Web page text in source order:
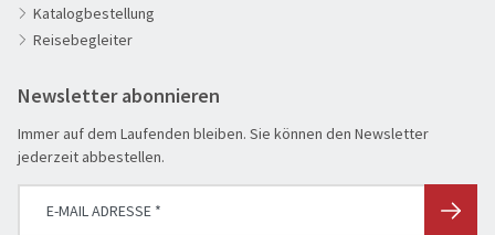
Katalogbestellung
Reisebegleiter
Newsletter abonnieren
Immer auf dem Laufenden bleiben. Sie können den Newsletter
jederzeit abbestellen.